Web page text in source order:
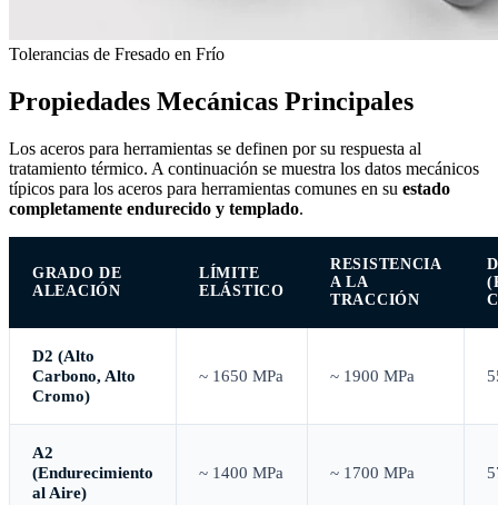
Tolerancias de Fresado en Frío
Propiedades Mecánicas Principales
Los aceros para herramientas se definen por su respuesta al
tratamiento térmico. A continuación se muestra los datos mecánicos
típicos para los aceros para herramientas comunes en su estado
completamente endurecido y templado.
GRADO DE
ALEACIÓN
LÍMITE
ELÁSTICO
RESISTENCIA
A LA
TRACCIÓN
D2 (Alto
Carbono, Alto
Cromo)
~ 1650 MPa ~ 1900 MPa
A2
(Endurecimiento
al Aire)
~ 1400 MPa ~ 1700 MPa